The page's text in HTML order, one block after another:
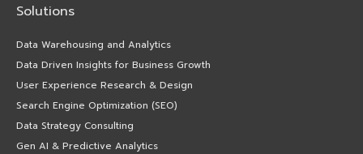
Solutions
Data Warehousing and Analytics
Data Driven Insights for Business Growth
User Experience Research & Design
Search Engine Optimization (SEO)
Data Strategy Consulting
Gen AI & Predictive Analytics